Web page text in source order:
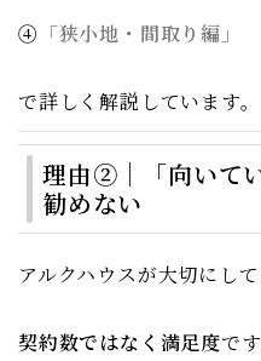
④ 「狭小地・間取り編」
で詳しく解説しています。
理由②｜「向いて
勧めない
アルクハウスが大切にして
契約数ではなく満足度です